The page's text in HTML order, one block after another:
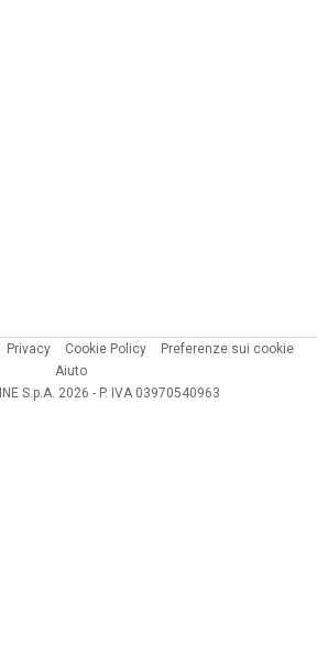
Privacy Cookie Policy
Preferenze sui cookie
Aiuto
S.p.A. 2026 - P. IVA 03970540963